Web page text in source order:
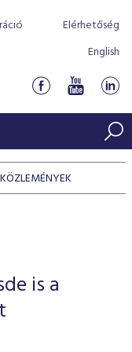
Elérhetőség
English
bevezetését
is a